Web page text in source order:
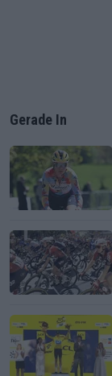
Gerade In